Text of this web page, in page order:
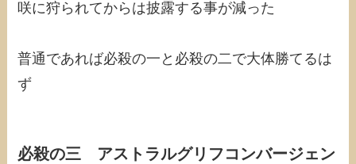
咲に狩られてからは披露する事が減った
普通であれば必殺の一と必殺の二で大体勝てるは
ず
必殺の三 アストラルグリフコンバージェン